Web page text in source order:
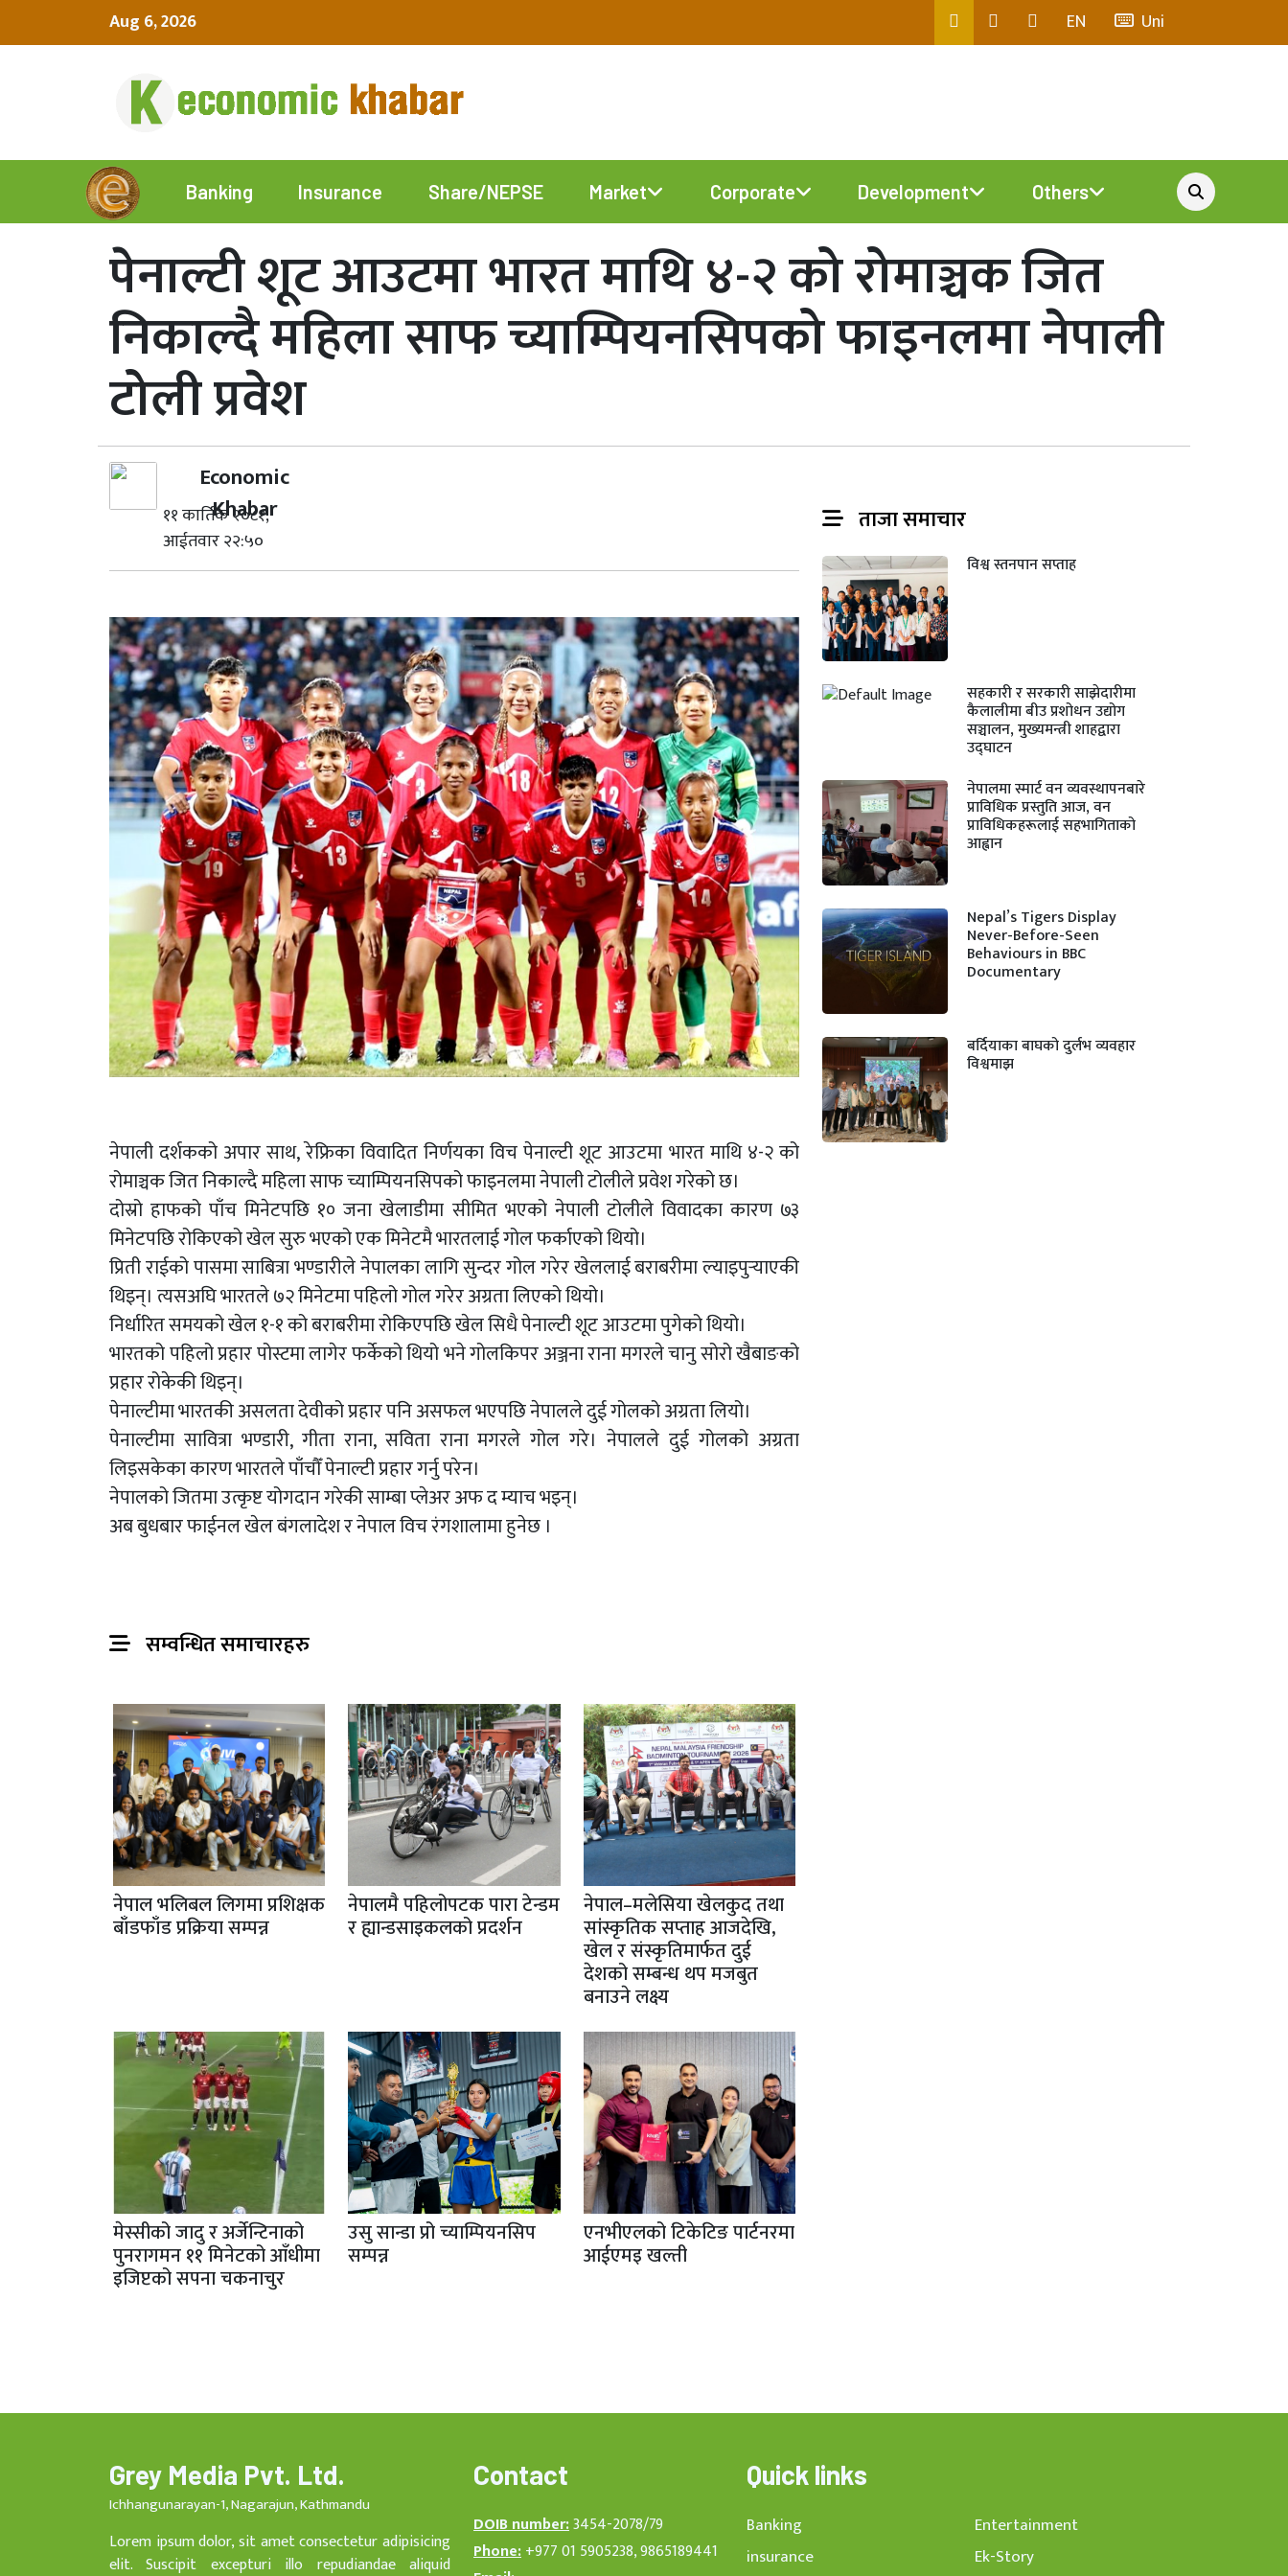
Aug 6, 2026 EN Uni
Banking Insurance Share/NEPSE Market Corporate Development Others
पेनाल्टी शूट आउटमा भारत माथि ४‍-२ को रोमाञ्चक जित
निकाल्दै महिला साफ च्याम्पियनसिपको फाइनलमा नेपाली
टोली प्रवेश
Economic
Khabar
११ कार्तिक २०८१,
आईतवार २२:५०
नेपाली दर्शकको अपार साथ, रेफ्रिका विवादित निर्णयका विच पेनाल्टी शूट आउटमा भारत माथि ४‍-२ को
रोमाञ्चक जित निकाल्दै महिला साफ च्याम्पियनसिपको फाइनलमा नेपाली टोलीले प्रवेश गरेको छ।
दोस्रो हाफको पाँच मिनेटपछि १० जना खेलाडीमा सीमित भएको नेपाली टोलीले विवादका कारण ७३
मिनेटपछि रोकिएको खेल सुरु भएको एक मिनेटमै भारतलाई गोल फर्काएको थियो।
प्रिती राईको पासमा साबित्रा भण्डारीले नेपालका लागि सुन्दर गोल गरेर खेललाई बराबरीमा ल्याइपुर्‍याएकी
थिइन्। त्यसअघि भारतले ७२ मिनेटमा पहिलो गोल गरेर अग्रता लिएको थियो।
निर्धारित समयको खेल १-१ को बराबरीमा रोकिएपछि खेल सिधै पेनाल्टी शूट आउटमा पुगेको थियो।
भारतको पहिलो प्रहार पोस्टमा लागेर फर्केको थियो भने गोलकिपर अञ्जना राना मगरले चानु सोरो खैबाङको
प्रहार रोकेकी थिइन्।
पेनाल्टीमा भारतकी असलता देवीको प्रहार पनि असफल भएपछि नेपालले दुई गोलको अग्रता लियो।
पेनाल्टीमा सावित्रा भण्डारी, गीता राना, सविता राना मगरले गोल गरे। नेपालले दुई गोलको अग्रता
लिइसकेका कारण भारतले पाँचौँ पेनाल्टी प्रहार गर्नु परेन।
नेपालको जितमा उत्कृष्ट योगदान गरेकी साम्बा प्लेअर अफ द म्याच भइन्।
अब बुधबार फाईनल खेल बंगलादेश र नेपाल विच रंगशालामा हुनेछ ।
सम्वन्धित समाचारहरु
नेपाल भलिबल लिगमा प्रशिक्षक
बाँडफाँड प्रक्रिया सम्पन्न
नेपालमै पहिलोपटक पारा टेन्डम
र ह्यान्डसाइकलको प्रदर्शन
नेपाल–मलेसिया खेलकुद तथा
सांस्कृतिक सप्ताह आजदेखि,
खेल र संस्कृतिमार्फत दुई
देशको सम्बन्ध थप मजबुत
बनाउने लक्ष्य
मेस्सीको जादु र अर्जेन्टिनाको
पुनरागमन ११ मिनेटको आँधीमा
इजिप्टको सपना चकनाचुर
उसु सान्डा प्रो च्याम्पियनसिप
सम्पन्न
एनभीएलको टिकेटिङ पार्टनरमा
आईएमइ खल्ती
ताजा समाचार
विश्व स्तनपान सप्ताह
सहकारी र सरकारी साझेदारीमा
कैलालीमा बीउ प्रशोधन उद्योग
सञ्चालन, मुख्यमन्त्री शाहद्वारा
उद्घाटन
नेपालमा स्मार्ट वन व्यवस्थापनबारे
प्राविधिक प्रस्तुति आज, वन
प्राविधिकहरूलाई सहभागिताको
आह्वान
Nepal’s Tigers Display
Never-Before-Seen
Behaviours in BBC
Documentary
बर्दियाका बाघको दुर्लभ व्यवहार
विश्वमाझ
Grey Media Pvt. Ltd.
Ichhangunarayan-1, Nagarajun, Kathmandu
Lorem ipsum dolor, sit amet consectetur adipisicing
elit. Suscipit excepturi illo repudiandae aliquid
Contact
DOIB number:3454-2078/79
Phone:+977 01 5905238, 9865189441
Quick links
Banking
insurance
Entertainment
Ek-Story